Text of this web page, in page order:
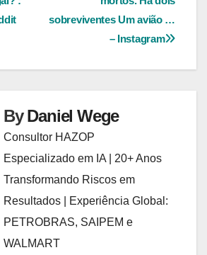
sobreviventes Um avião …
– Instagram
ByDaniel Wege
Consultor HAZOP
Especializado em IA | 20+ Anos
Transformando Riscos em
Resultados | Experiência Global:
PETROBRAS, SAIPEM e
WALMART